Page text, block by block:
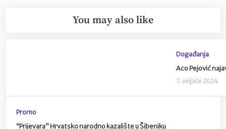
You may also like
Događanja
Aco Pejović
7. veljače 2024
Promo
“Prijevara” Hrvatsko narodno kazalište u Šibeniku